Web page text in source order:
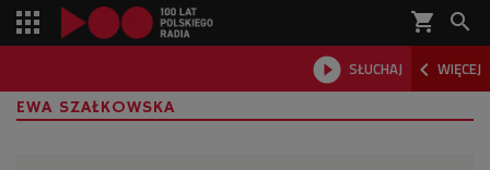
shopping_cart 
 SŁUCHAJ  WIĘCEJ

EWA SZAŁKOWSKA